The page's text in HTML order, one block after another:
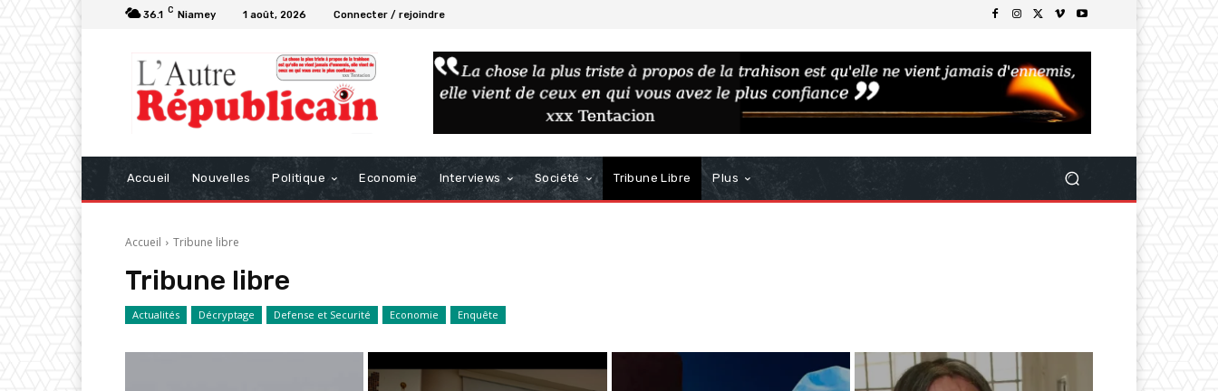
36.1 C Niamey 1 août, 2026 Connecter / rejoindre
Accueil Nouvelles Politique Economie Interviews Société Tribune Libre Plus
Accueil Tribune libre
Tribune libre
Actualités Décryptage Defense et Securité Economie Enquête